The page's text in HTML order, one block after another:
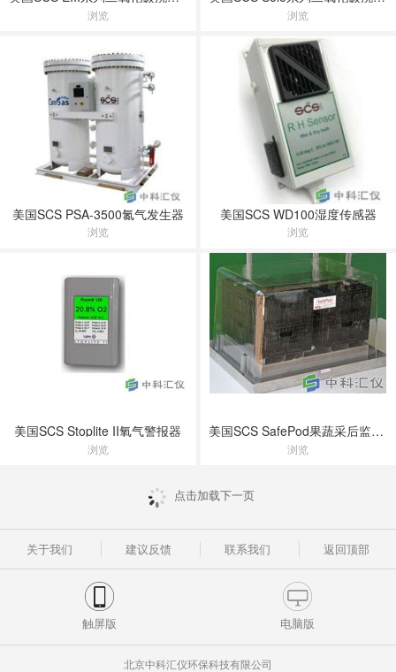
浏览 浏览
美国SCS PSA-3500氮气发生器
浏览
美国SCS WD100湿度传感器
浏览
美国SCS Stoplite II氧气警报器
浏览
美国SCS SafePod果蔬采后监测系统
浏览
点击加载下一页
关于我们 建议反馈 联系我们 返回顶部
触屏版 电脑版
北京中科汇仪环保科技有限公司